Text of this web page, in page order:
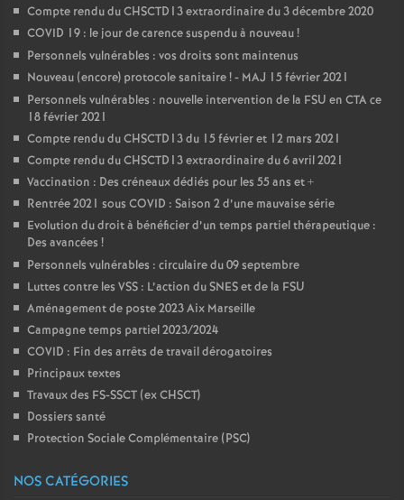
Compte rendu du CHSCTD13 extraordinaire du 3 décembre 2020
COVID 19 : le jour de carence suspendu à nouveau!
Personnels vulnérables : vos droits sont maintenus
Nouveau (encore) protocole sanitaire! - MAJ 15 février 2021
Personnels vulnérables : nouvelle intervention de la FSU en CTA ce
18 février 2021
Compte rendu du CHSCTD13 du 15 février et 12 mars 2021
Compte rendu du CHSCTD13 extraordinaire du 6 avril 2021
Vaccination : Des créneaux dédiés pour les 55 ans et +
Rentrée 2021 sous COVID : Saison 2 d’une mauvaise série
Evolution du droit à bénéficier d’un temps partiel thérapeutique :
Des avancées !
Personnels vulnérables : circulaire du 09 septembre
Luttes contre les VSS : L’action du SNES et de la FSU
Aménagement de poste 2023 Aix Marseille
Campagne temps partiel 2023/2024
COVID : Fin des arrêts de travail dérogatoires
Principaux textes
Travaux des FS-SSCT (ex CHSCT)
Dossiers santé
Protection Sociale Complémentaire (PSC)
NOS CATÉGORIES